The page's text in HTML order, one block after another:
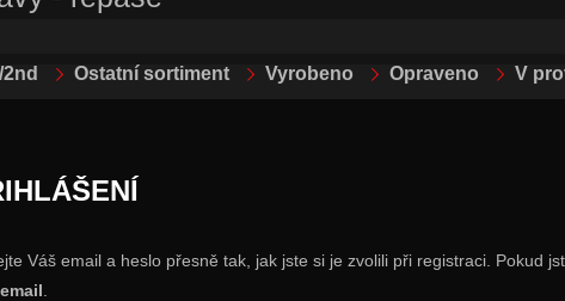
Ostatní sortiment Vyrobeno Opraveno V
Váš email a heslo přesně tak, jak jste si je zvolili při registraci. Pokud